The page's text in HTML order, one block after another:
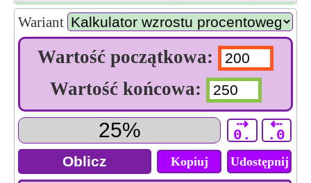
Wariant
Wartość początkowa:
Wartość końcowa:
⇢
0.
⇠
.0
Kopiuj Udostępnij